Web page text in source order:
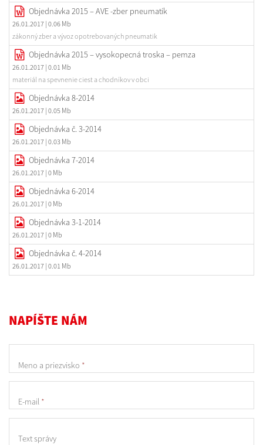
Objednávka 2015 – AVE -zber pneumatík
26.01.2017 | 0.06 Mb
zákonný zber a vývoz opotrebovaných pneumatik
Objednávka 2015 – vysokopecná troska – pemza
26.01.2017 | 0.01 Mb
materiál na spevnenie ciest a chodníkov v obci
Objednávka 8-2014
26.01.2017 | 0.05 Mb
Objednávka č. 3-2014
26.01.2017 | 0.03 Mb
Objednávka 7-2014
26.01.2017 | 0 Mb
Objednávka 6-2014
26.01.2017 | 0 Mb
Objednávka 3-1-2014
26.01.2017 | 0 Mb
Objednávka č. 4-2014
26.01.2017 | 0.01 Mb
NAPÍŠTE NÁM
Meno a priezvisko *
E-mail *
Text správy